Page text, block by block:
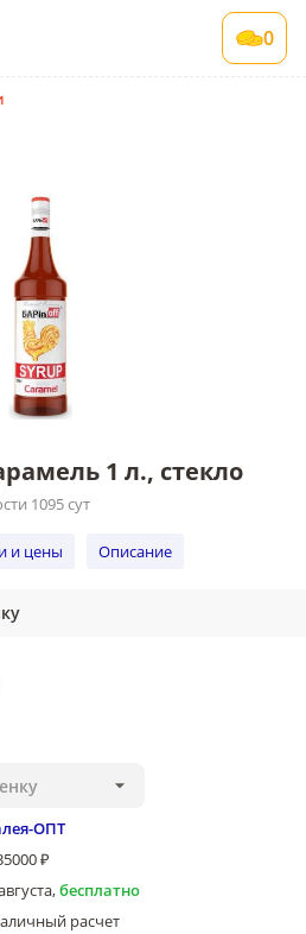
0
годности 1095 сут
и цены
1 л., стекло
1095 сут
и цены Описание
ОПТ
₽
,бесплатно
расчет